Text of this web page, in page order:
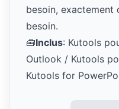
besoin, exactement
besoin.
🧰Inclus: Kutools
Outlook / Kutools
Kutools for